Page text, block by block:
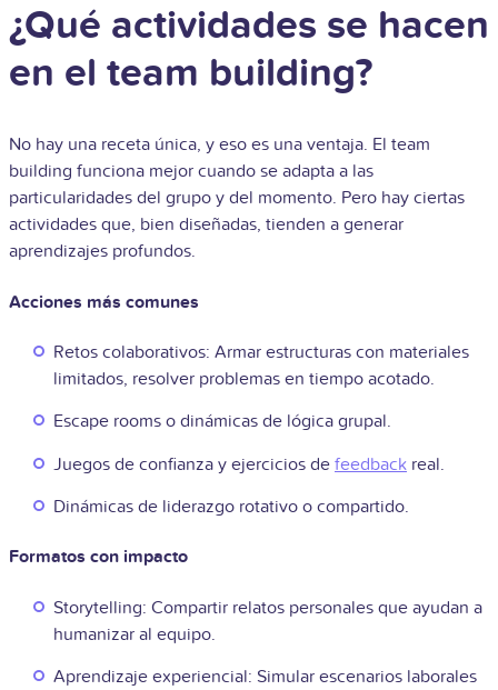
¿Qué actividades se hacen
en el team building?
No hay una receta única, y eso es una ventaja. El team
building funciona mejor cuando se adapta a las
particularidades del grupo y del momento. Pero hay ciertas
actividades que, bien diseñadas, tienden a generar
aprendizajes profundos.
Acciones más comunes
Retos colaborativos: Armar estructuras con materiales
limitados, resolver problemas en tiempo acotado.
Escape rooms o dinámicas de lógica grupal.
Juegos de confianza y ejercicios de feedback real.
Dinámicas de liderazgo rotativo o compartido.
Formatos con impacto
Storytelling: Compartir relatos personales que ayudan a
humanizar al equipo.
Aprendizaje experiencial: Simular escenarios laborales